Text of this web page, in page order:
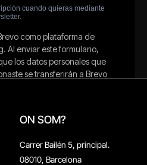
ON SOM?
Carrer Bailén 5, principal.
08010, Barcelona